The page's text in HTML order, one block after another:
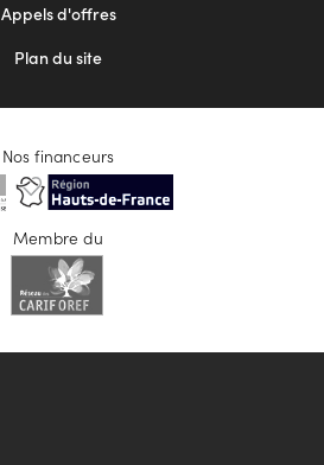
Appels d'offres
Plan du site
Nos financeurs
Membre du